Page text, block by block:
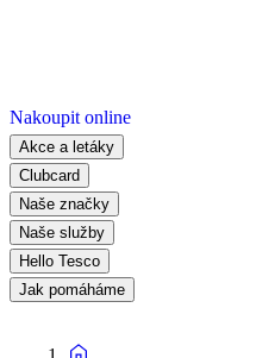
Nakoupit online
Akce a letáky
Clubcard
Naše značky
Naše služby
Hello Tesco
Jak pomáháme